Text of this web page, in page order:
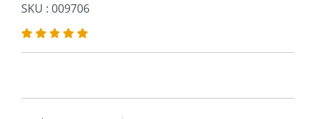
SKU : 009706